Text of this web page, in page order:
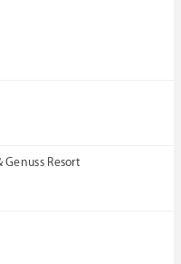
Resort